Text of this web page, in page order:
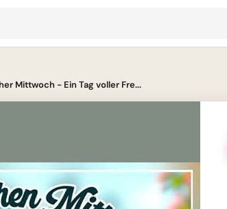
Mittwoch - Ein Tag voller Fre...